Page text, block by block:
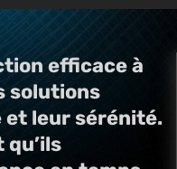
efficace à
solutions
leur sérénité.